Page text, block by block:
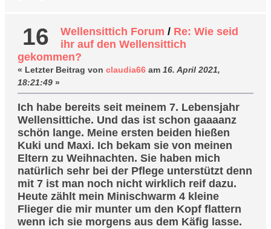
16 Wellensittich Forum / Re: Wie seid
ihr auf den Wellensittich
gekommen?
« Letzter Beitrag vonclaudia66 am 16. April 2021,
18:21:49 »
Ich habe bereits seit meinem 7. Lebensjahr
Wellensittiche. Und das ist schon gaaaanz
schön lange. Meine ersten beiden hießen
Kuki und Maxi. Ich bekam sie von meinen
Eltern zu Weihnachten. Sie haben mich
natürlich sehr bei der Pflege unterstützt denn
mit 7 ist man noch nicht wirklich reif dazu.
Heute zählt mein Minischwarm 4 kleine
Flieger die mir munter um den Kopf flattern
wenn ich sie morgens aus dem Käfig lasse.